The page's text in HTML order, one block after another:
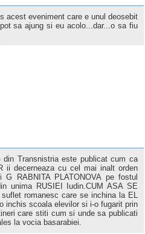
acest eveniment care e unul deosebit
sa ajung si eu acolo...dar...o sa fiu
din Transnistria este publicat cum ca
ii decerneaza cu cel mai inalt orden
RABNITA PLATONOVA pe fostul
unima RUSIEI Iudin.CUM ASA SE
romanesc care se inchina la EL
inchis scoala elevilor si i-o fugarit prin
care stiti cum si unde sa publicati
la vocia basarabiei.